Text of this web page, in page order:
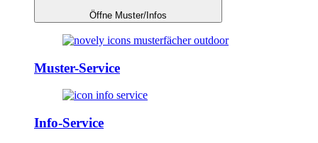
Öffne Muster/Infos
Muster-Service
Info-Service